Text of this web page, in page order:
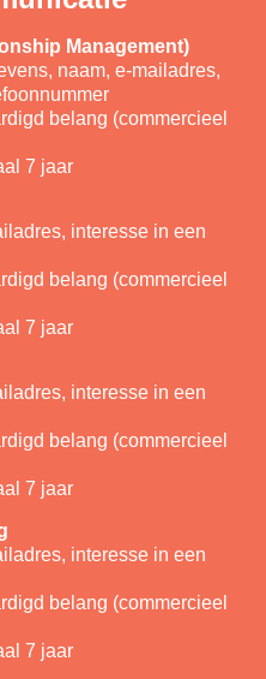
Management)
naam, e-mailadres,
belang (commercieel
7 jaar
interesse in een
belang (commercieel
7 jaar
interesse in een
belang (commercieel
7 jaar
interesse in een
belang (commercieel
7 jaar